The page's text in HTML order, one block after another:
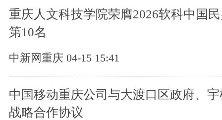
重庆人文科技学院荣膺2026软科中国
第10名
中新网重庆 04-15 15:41
中国移动重庆公司与大渡口区政府、
战略合作协议